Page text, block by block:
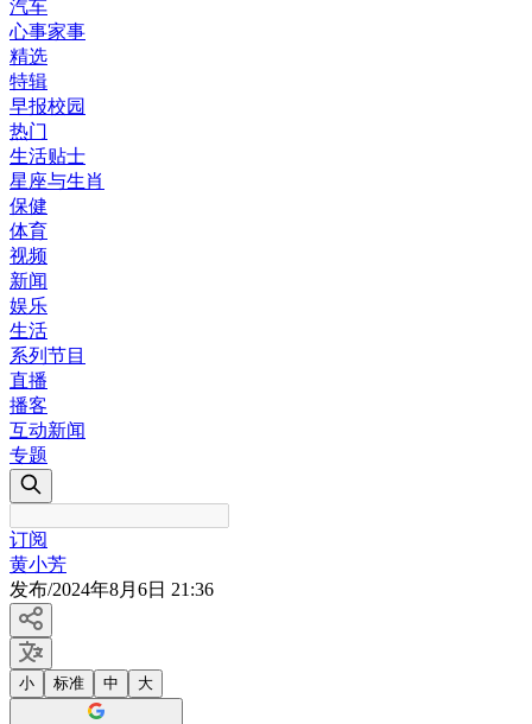
汽车
心事家事
精选
特辑
早报校园
热门
生活贴士
星座与生肖
保健
体育
视频
新闻
娱乐
生活
系列节目
直播
播客
互动新闻
专题
订阅
黄小芳
发布/2024年8月6日 21:36
小 标准 中 大